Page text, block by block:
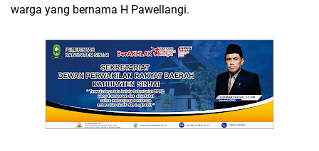
warga yang bernama H Pawellangi.